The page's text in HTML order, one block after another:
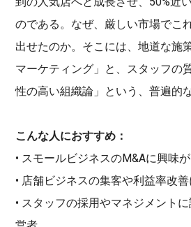
のである。なぜ、厳しい市場でこ
出せたのか。そこには、地道な施
マーケティング」と、スタッフの
性の高い組織論」という、普遍的
こんな人におすすめ：
• スモールビジネスのM&Aに興味
• 店舗ビジネスの集客や利益率改
• スタッフの採用やマネジメント